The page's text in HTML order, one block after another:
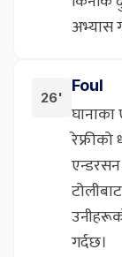
अभ्यास
26'
Foul
एन्डरसन
गर्दछ।